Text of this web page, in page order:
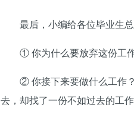
最后，小编给各位毕业生
① 你为什么要放弃这份工
② 你接下来要做什么工作
去，却找了一份不如过去的工